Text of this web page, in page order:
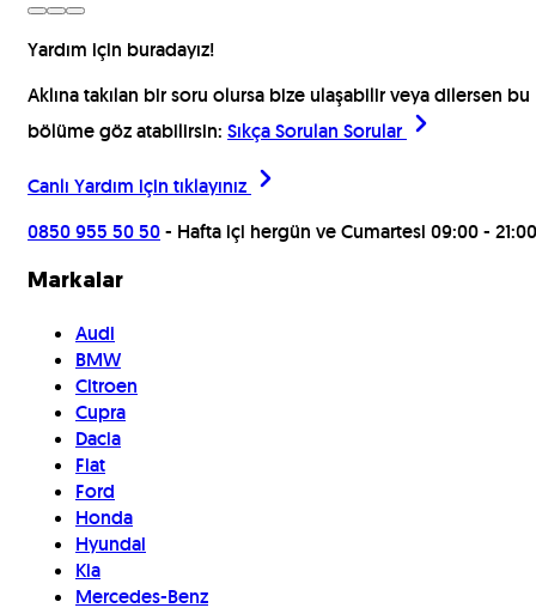
Yardım için buradayız!
Aklına takılan bir soru olursa bize ulaşabilir veya dilersen bu
bölüme göz atabilirsin: Sıkça Sorulan Sorular
Canlı Yardım için tıklayınız
0850 955 50 50- Hafta içi hergün ve Cumartesi 09:00 - 21:00
Markalar
Audi
BMW
Citroen
Cupra
Dacia
Fiat
Ford
Honda
Hyundai
Kia
Mercedes-Benz